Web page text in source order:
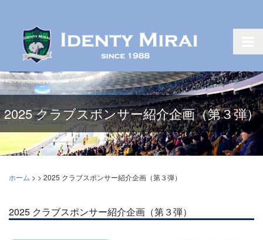
2025 クラブスポンサー紹介企画（第３弾）
ホーム > > 2025 クラブスポンサー紹介企画（第３弾）
2025 クラブスポンサー紹介企画（第３弾）